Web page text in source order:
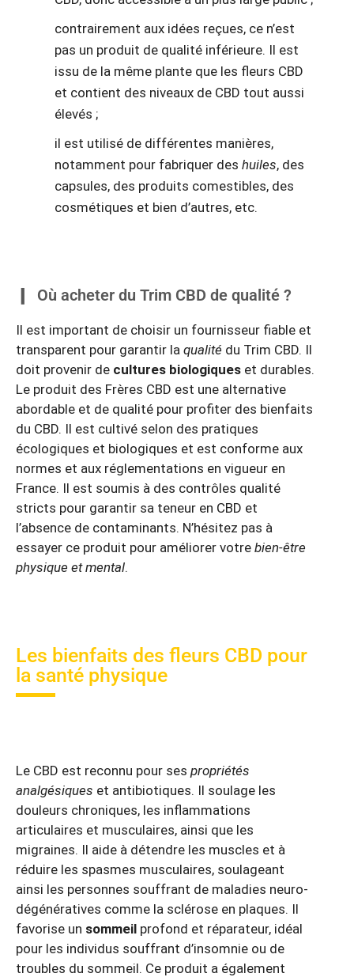
contrairement aux idées reçues, ce n’est
pas un produit de qualité inférieure. Il est
issu de la même plante que les fleurs CBD
et contient des niveaux de CBD tout aussi
élevés ;
il est utilisé de différentes manières,
notamment pour fabriquer des huiles, des
capsules, des produits comestibles, des
cosmétiques et bien d’autres, etc.
Où acheter du Trim CBD de qualité ?
Il est important de choisir un fournisseur fiable et
transparent pour garantir la qualité du Trim CBD. Il
doit provenir de cultures biologiques et durables.
Le produit des Frères CBD est une alternative
abordable et de qualité pour profiter des bienfaits
du CBD. Il est cultivé selon des pratiques
écologiques et biologiques et est conforme aux
normes et aux réglementations en vigueur en
France. Il est soumis à des contrôles qualité
stricts pour garantir sa teneur en CBD et
l’absence de contaminants. N’hésitez pas à
essayer ce produit pour améliorer votre bien-être
physique et mental.
Les bienfaits des fleurs CBD pour
la santé physique
Le CBD est reconnu pour ses propriétés
analgésiques et antibiotiques. Il soulage les
douleurs chroniques, les inflammations
articulaires et musculaires, ainsi que les
migraines. Il aide à détendre les muscles et à
réduire les spasmes musculaires, soulageant
ainsi les personnes souffrant de maladies neuro-
dégénératives comme la sclérose en plaques. Il
favorise un sommeil profond et réparateur, idéal
pour les individus souffrant d’insomnie ou de
troubles du sommeil. Ce produit a également